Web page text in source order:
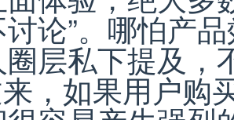
论”。哪怕产
层私下提及，
，如果用户购